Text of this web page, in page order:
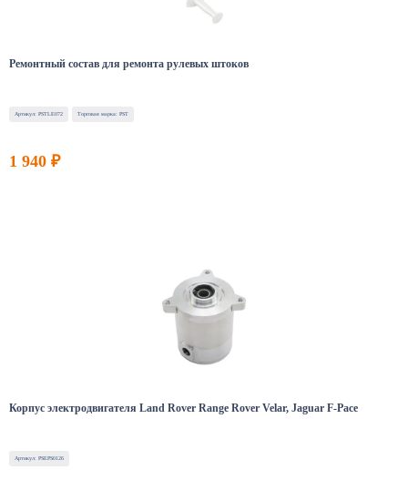
Ремонтный состав для ремонта рулевых штоков
Артикул: PSTLE072 Торговая марка: PST
1 940 ₽
Корпус электродвигателя Land Rover Range Rover Velar, Jaguar F-Pace
Артикул: PSEPS0126